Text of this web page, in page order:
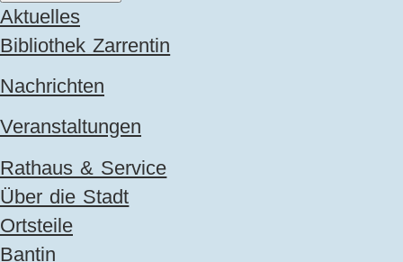
Navigation
überspringen
Aktuelles
Bibliothek Zarrentin
Nachrichten
Veranstaltungen
Rathaus & Service
Über die Stadt
Ortsteile
Bantin